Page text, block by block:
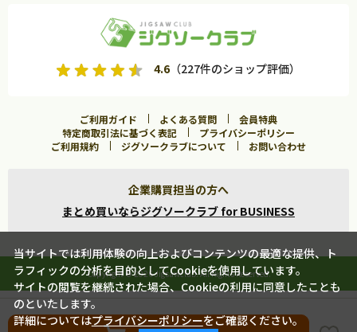
4.6（227件のショップ評価）
ご利用ガイド よくある質問
会員特典
特定商取引法に基づく表記
プライバシーポリシー
ご利用規約
ジグソークラブについて お問い合わせ
企業購買担当の方へ
まとめ買いならジグソークラブ for BUSINESS
Copyright ©2026 Jigsawclub. All Rights Reserved.
当サイトでは利用体験の向上およびコンテンツの最適な提供、ト
ラフィックの分析を目的としてCookieを使用しています。
サイトの閲覧を継続された場合、Cookieの利用に同意したことも
のといたします。
詳細についてはプライバシーポリシーをご確認ください。